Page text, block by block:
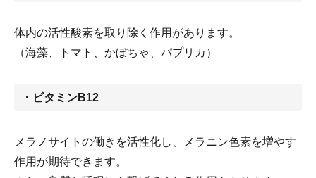
体内の活性酸素を取り除く作用があります。
（海藻、トマト、かぼちゃ、パプリカ）
・ビタミンB12
メラノサイトの働きを活性化し、メラニン色素を増やす
作用が期待できます。